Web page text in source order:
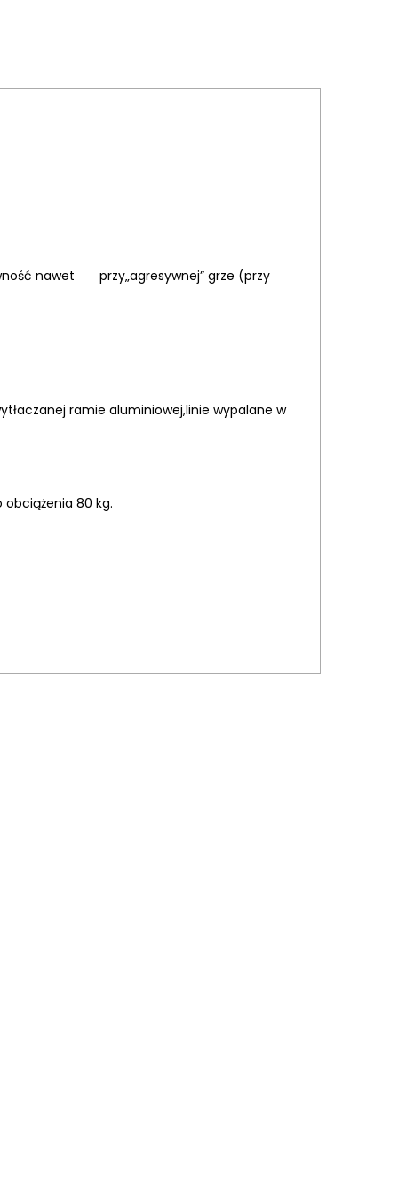
nawet przy„agresywnej” grze (przy
ramie aluminiowej,linie wypalane w
obciążenia 80 kg.